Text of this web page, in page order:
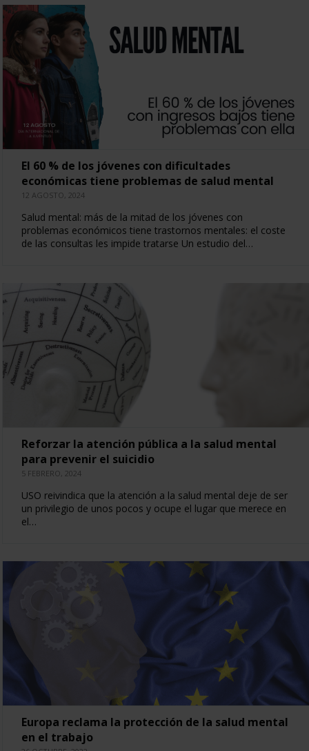
El 60 % de los jóvenes con dificultades
económicas tiene problemas de salud mental
12 AGOSTO, 2024
Salud mental: más de la mitad de los jóvenes con
problemas económicos tiene trastornos mentales: el coste
de las consultas les impide tratarse Un estudio del…
Reforzar la atención pública a la salud mental
para prevenir el suicidio
5 FEBRERO, 2024
USO reivindica que la atención a la salud mental deje de ser
un privilegio de unos pocos y ocupe el lugar que merece en
el…
Europa reclama la protección de la salud mental
en el trabajo